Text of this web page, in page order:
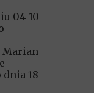
04-10-
Marian
dnia 18-